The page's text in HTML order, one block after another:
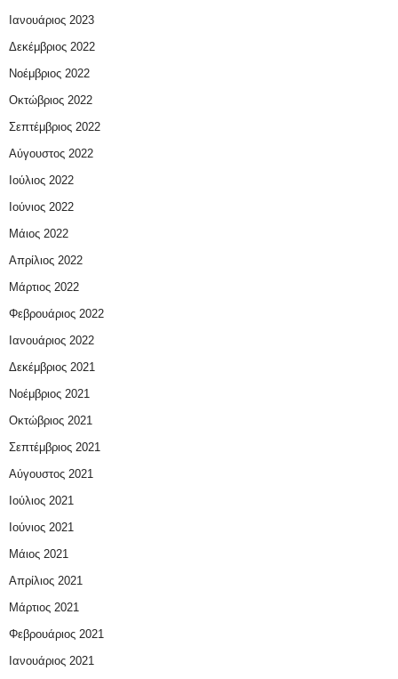
Ιανουάριος 2023
Δεκέμβριος 2022
Νοέμβριος 2022
Οκτώβριος 2022
Σεπτέμβριος 2022
Αύγουστος 2022
Ιούλιος 2022
Ιούνιος 2022
Μάιος 2022
Απρίλιος 2022
Μάρτιος 2022
Φεβρουάριος 2022
Ιανουάριος 2022
Δεκέμβριος 2021
Νοέμβριος 2021
Οκτώβριος 2021
Σεπτέμβριος 2021
Αύγουστος 2021
Ιούλιος 2021
Ιούνιος 2021
Μάιος 2021
Απρίλιος 2021
Μάρτιος 2021
Φεβρουάριος 2021
Ιανουάριος 2021